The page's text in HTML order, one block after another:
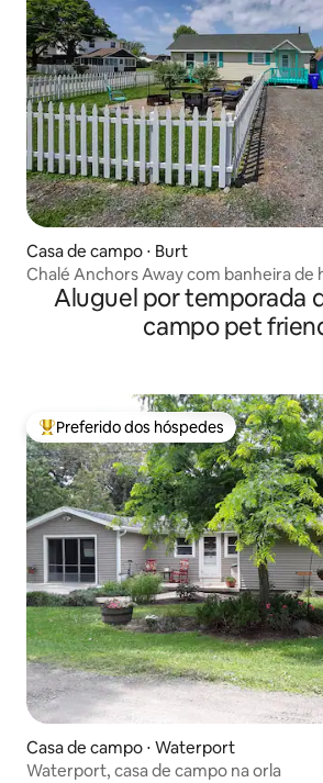
Casa de campo ⋅ Burt
Chalé Anchors Away com banheira de
Aluguel por temporada
campo pet
Entre os melhores preferidos dos
Preferido dos hóspedes
Casa de campo ⋅ Waterport
Waterport, casa de campo na orla